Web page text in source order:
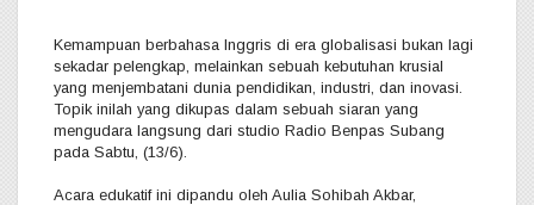
Kemampuan berbahasa Inggris di era globalisasi bukan lagi
sekadar pelengkap, melainkan sebuah kebutuhan krusial
yang menjembatani dunia pendidikan, industri, dan inovasi.
Topik inilah yang dikupas dalam sebuah siaran yang
mengudara langsung dari studio Radio Benpas Subang
pada Sabtu, (13/6).
Acara edukatif ini dipandu oleh Aulia Sohibah Akbar,